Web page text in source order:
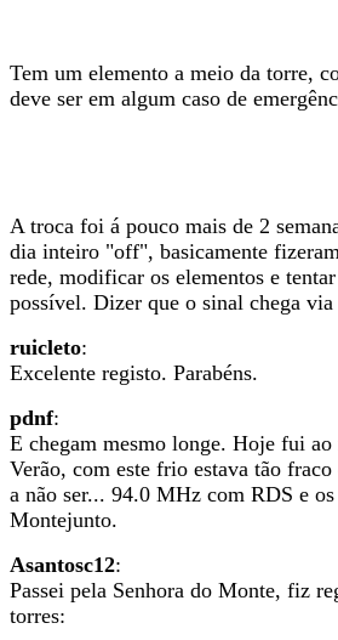
Tem um elemento a meio da torre,
deve ser em algum caso de
A troca foi á pouco mais de 2
dia inteiro "off", basicamente
rede, modificar os elementos e
possível. Dizer que o sinal chega
ruicleto:
Excelente registo. Parabéns.
pdnf:
E chegam mesmo longe. Hoje fui
Verão, com este frio estava tão fraco
a não ser... 94.0 MHz com RDS e
Montejunto.
Asantosc12:
Passei pela Senhora do Monte, fiz
torres: